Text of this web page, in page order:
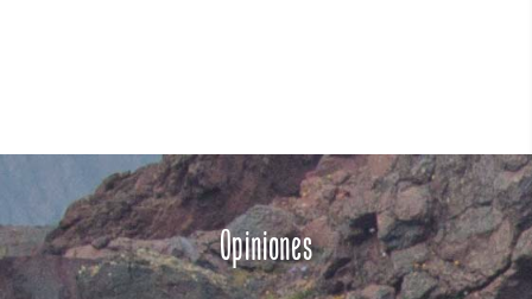
Opiniones